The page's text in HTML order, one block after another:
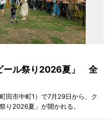
ール祭り2026夏」 全
田市中町1）で7月29日から、ク
り2026夏」が開かれる。